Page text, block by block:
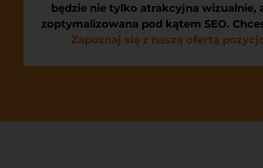
będzie nie tylko atrakcyjna wizualnie,
zoptymalizowana pod kątem SEO.
Zapoznaj się z naszą ofertą